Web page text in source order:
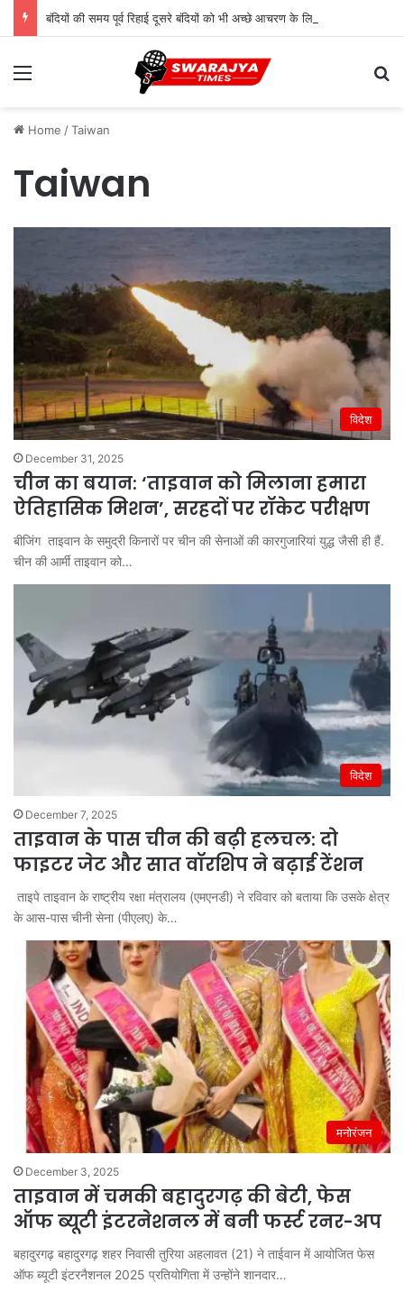
Menu
Home /Taiwan
Taiwan
विदेश
December 31, 2025
चीन का बयान: ‘ताइवान को मिलाना हमारा
ऐतिहासिक मिशन’, सरहदों पर रॉकेट परीक्षण
बीजिंग ताइवान के समुद्री किनारों पर चीन की सेनाओं की कारगुजारियां युद्ध जैसी ही हैं.
चीन की आर्मी ताइवान को…
विदेश
December 7, 2025
ताइवान के पास चीन की बढ़ी हलचल: दो
फाइटर जेट और सात वॉरशिप ने बढ़ाई टेंशन
ताइपे ताइवान के राष्ट्रीय रक्षा मंत्रालय (एमएनडी) ने रविवार को बताया कि उसके क्षेत्र
के आस-पास चीनी सेना (पीएलए) के…
मनोरंजन
December 3, 2025
ताइवान में चमकी बहादुरगढ़ की बेटी, फेस
ऑफ ब्यूटी इंटरनेशनल में बनी फर्स्ट रनर-अप
बहादुरगढ़ बहादुरगढ़ शहर निवासी तुरिया अहलावत (21) ने ताईवान में आयोजित फेस
ऑफ ब्यूटी इंटरनैशनल 2025 प्रतियोगिता में उन्होंने शानदार…